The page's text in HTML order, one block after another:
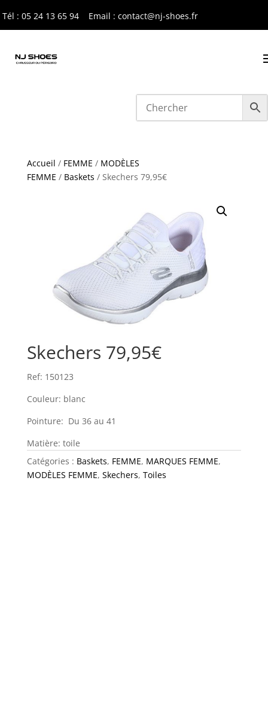
Tél : 05 24 13 65 94 Email : contact@nj-shoes.fr
Accueil / FEMME / MODÈLES
FEMME / Baskets / Skechers 79,95€
Skechers 79,95€
Ref: 150123
Couleur: blanc
Pointure: Du 36 au 41
Matière: toile
Catégories : Baskets, FEMME, MARQUES FEMME,
MODÈLES FEMME, Skechers, Toiles